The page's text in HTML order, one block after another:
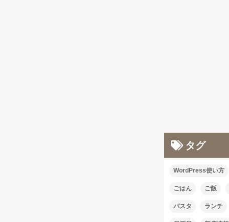
タグ
WordPress使い方
ごはん ご飯
パスタ ランチ